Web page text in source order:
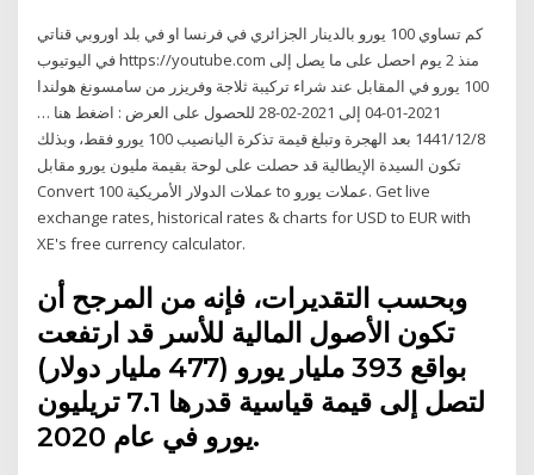
كم تساوي 100 يورو بالدينار الجزائري في فرنسا او في بلد اوروبي قناتي
في اليوتيوب https://youtube.com منذ 2 يوم احصل على ما يصل إلى
100 يورو في المقابل عند شراء تركيبة ثلاجة وفريزر من سامسونغ هولندا
2021-01-04 إلى 2021-02-28 للحصول على العرض : اضغط هنا …
8‏‏/12‏‏/1441 بعد الهجرة وتبلغ قيمة تذكرة اليانصيب 100 يورو فقط، وبذلك
تكون السيدة الإيطالية قد حصلت على لوحة بقيمة مليون يورو مقابل
Convert 100 عملات الدولار الأمريكية to عملات يورو. Get live
exchange rates, historical rates & charts for USD to EUR with
XE's free currency calculator.
وبحسب التقديرات، فإنه من المرجح أن
تكون الأصول المالية للأسر قد ارتفعت
بواقع 393 مليار يورو (477 مليار دولار)
لتصل إلى قيمة قياسية قدرها 7.1 تريليون
يورو في عام 2020.